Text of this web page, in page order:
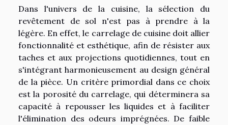
Dans l'univers de la cuisine, la sélection du
revêtement de sol n'est pas à prendre à la
légère. En effet, le carrelage de cuisine doit allier
fonctionnalité et esthétique, afin de résister aux
taches et aux projections quotidiennes, tout en
s'intégrant harmonieusement au design général
de la pièce. Un critère primordial dans ce choix
est la porosité du carrelage, qui déterminera sa
capacité à repousser les liquides et à faciliter
l'élimination des odeurs imprégnées. De faible